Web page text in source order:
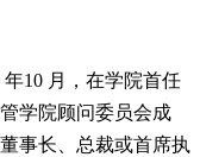
10 月，在学院首任
学院顾问委员会成
事长、总裁或首席执